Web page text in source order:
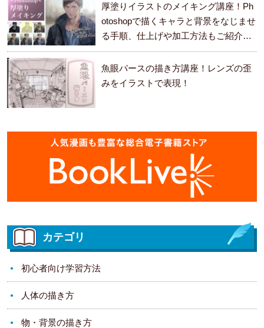
厚塗りイラストのメイキング講座！Ph
otoshopで描くキャラと背景をなじませ
る手順、仕上げや加工方法もご紹介し
ます。
魚眼パースの描き方講座！レンズの歪
みをイラストで表現！
カテゴリ
初心者向け学習方法
人体の描き方
物・背景の描き方